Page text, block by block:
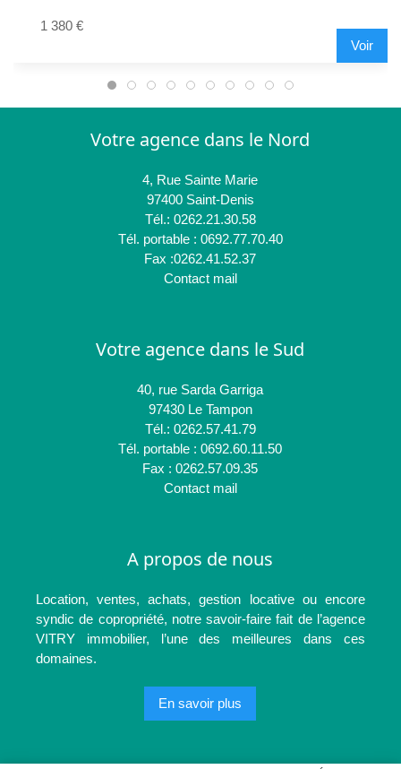
Voir
1 380 €
Votre agence dans le Nord
4, Rue Sainte Marie
97400 Saint-Denis
Tél.: 0262.21.30.58
Tél. portable : 0692.77.70.40
Fax :0262.41.52.37
Contact mail
Votre agence dans le Sud
40, rue Sarda Garriga
97430 Le Tampon
Tél.: 0262.57.41.79
Tél. portable : 0692.60.11.50
Fax : 0262.57.09.35
Contact mail
A propos de nous
Location, ventes, achats, gestion locative ou encore
syndic de copropriété, notre savoir-faire fait de l’agence
VITRY immobilier, l’une des meilleures dans ces
domaines.
En savoir plus